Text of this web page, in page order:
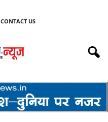
CONTACT US